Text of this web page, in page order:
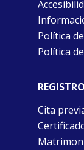
Política
Política
Cita